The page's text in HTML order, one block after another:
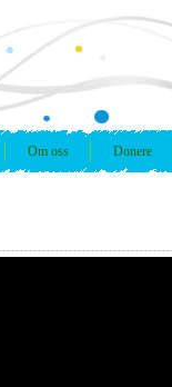
Om oss Donere